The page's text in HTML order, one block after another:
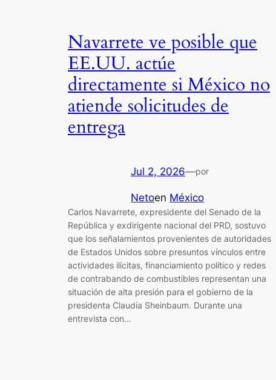
Navarrete ve posible que
EE.UU. actúe
directamente si México no
atiende solicitudes de
entrega
Jul 2, 2026—por
Netoen México
Carlos Navarrete, expresidente del Senado de la
República y exdirigente nacional del PRD, sostuvo
que los señalamientos provenientes de autoridades
de Estados Unidos sobre presuntos vínculos entre
actividades ilícitas, financiamiento político y redes
de contrabando de combustibles representan una
situación de alta presión para el gobierno de la
presidenta Claudia Sheinbaum. Durante una
entrevista con…